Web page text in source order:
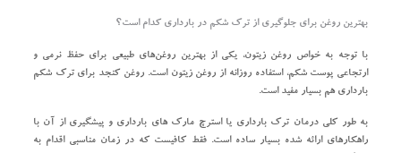
بهترین روغن برای جلوگیری از ترک شکم در بارداری کدام است؟
با توجه به خواص روغن زیتون، یکی از بهترین روغن‌های طبیعی برای حفظ نرمی و
ارتجاعی پوست شکم، استفاده روزانه از روغن زیتون است. روغن کنجد برای ترک شکم
بارداری هم بسیار مفید است.
به طور کلی درمان ترک بارداری یا استرچ مارک های بارداری و پیشگیری از آن با
راهکار‌های ارائه شده بسیار ساده است. فقط کافیست که در زمان مناسبی اقدام به